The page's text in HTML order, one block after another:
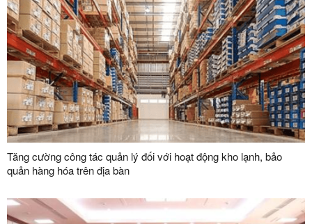
Tăng cường công tác quản lý đối với hoạt động kho lạnh, bảo
quản hàng hóa trên địa bàn